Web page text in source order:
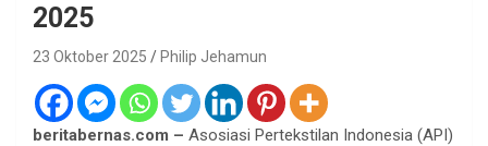
2025
23 Oktober 2025 Philip Jehamun
beritabernas.com – Asosiasi Pertekstilan Indonesia (API)